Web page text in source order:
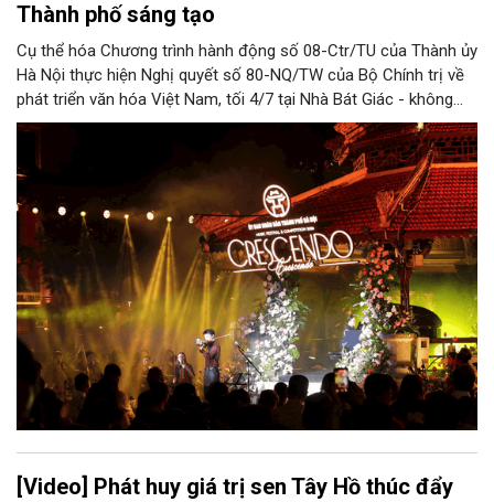
Thành phố sáng tạo
Cụ thể hóa Chương trình hành động số 08-Ctr/TU của Thành ủy
Hà Nội thực hiện Nghị quyết số 80-NQ/TW của Bộ Chính trị về
phát triển văn hóa Việt Nam, tối 4/7 tại Nhà Bát Giác - không
gian mở bên hồ Hoàn Kiếm, Sở Văn hóa và Thể thao Hà Nội tổ
chức chương trình nghệ thuật đặc biệt “Crescendo - Giao
hưởng kết nối”. Chương trình khẳng định cam kết phát triển văn
hóa Thủ đô theo định hướng “Văn hiến - Bản sắc - Sáng tạo -
Hội nhập - Kết nối”, đưa các giá trị văn hóa thấm sâu vào mọi
lĩnh vực của đời sống.
[Video] Phát huy giá trị sen Tây Hồ thúc đẩy